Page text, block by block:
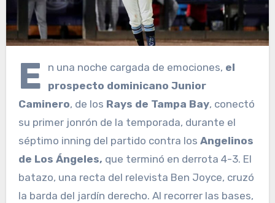
E n una noche cargada de emociones, el
prospecto dominicano Junior
Caminero, de los Rays de Tampa Bay, conectó
su primer jonrón de la temporada, durante el
séptimo inning del partido contra los Angelinos
de Los Ángeles, que terminó en derrota 4-3. El
batazo, una recta del relevista Ben Joyce, cruzó
la barda del jardín derecho. Al recorrer las bases,